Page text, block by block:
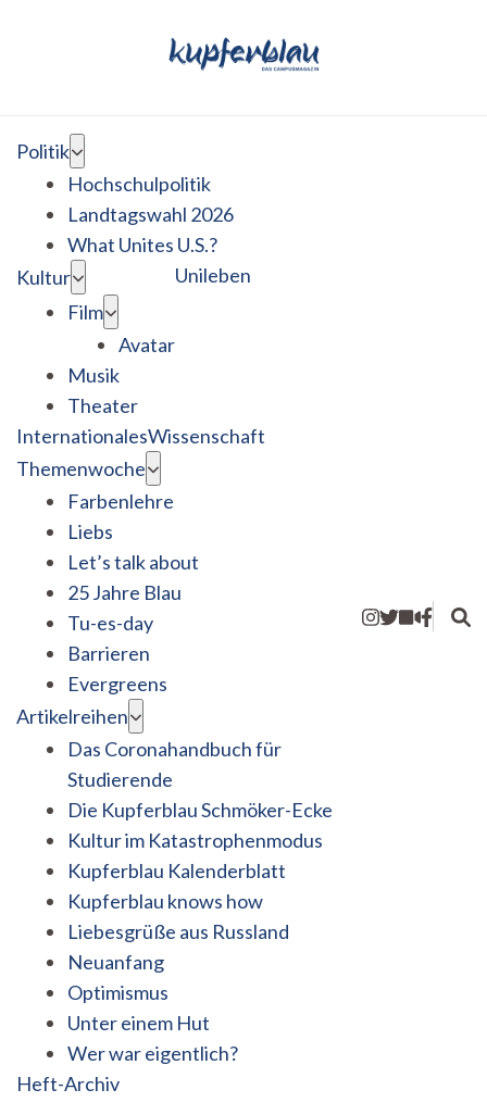
Politik
Hochschulpolitik
Landtagswahl 2026
What Unites U.S.?
Kultur
Film
Avatar
Musik
Theater
Unileben
InternationalesWissenschaft
Themenwoche
Farbenlehre
Liebs
Let’s talk about
25 Jahre Blau
Tu-es-day
Barrieren
Evergreens
Artikelreihen
Das Coronahandbuch für
Studierende
Die Kupferblau Schmöker-Ecke
Kultur im Katastrophenmodus
Kupferblau Kalenderblatt
Kupferblau knows how
Liebesgrüße aus Russland
Neuanfang
Optimismus
Unter einem Hut
Wer war eigentlich?
Heft-Archiv